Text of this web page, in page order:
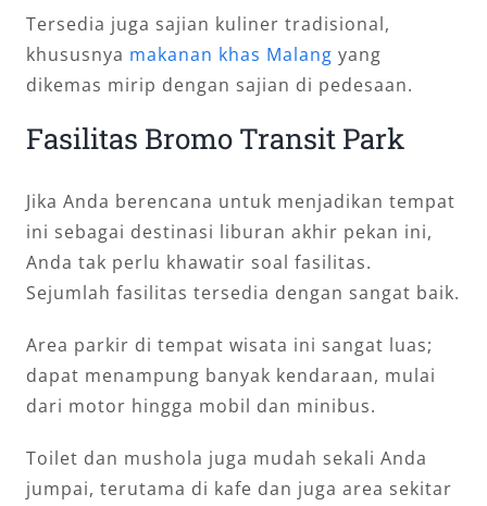
Tersedia juga sajian kuliner tradisional,
khususnya makanan khas Malang yang
dikemas mirip dengan sajian di pedesaan.
Fasilitas Bromo Transit Park
Jika Anda berencana untuk menjadikan tempat
ini sebagai destinasi liburan akhir pekan ini,
Anda tak perlu khawatir soal fasilitas.
Sejumlah fasilitas tersedia dengan sangat baik.
Area parkir di tempat wisata ini sangat luas;
dapat menampung banyak kendaraan, mulai
dari motor hingga mobil dan minibus.
Toilet dan mushola juga mudah sekali Anda
jumpai, terutama di kafe dan juga area sekitar